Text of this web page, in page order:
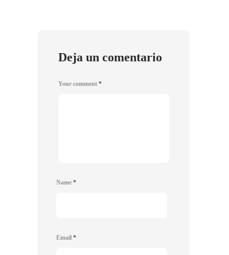
Deja un comentario
Your comment *
Name *
Email *